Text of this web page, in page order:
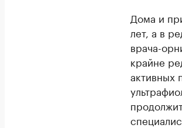
Дома и
лет, а в
врача-
крайне
активных